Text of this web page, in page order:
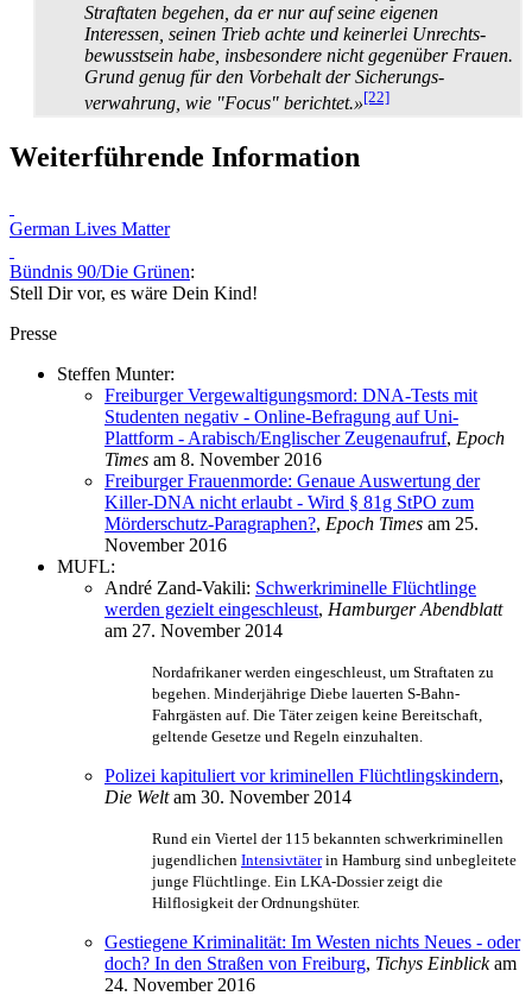
Straftaten begehen, da er nur auf seine eigenen
Interessen, seinen Trieb achte und keinerlei Unrechts­
bewusstsein habe, insbesondere nicht gegenüber Frauen.
Grund genug für den Vorbehalt der Sicherungs­
verwahrung, wie "Focus" berichtet.»[22]
Weiterführende Information
German Lives Matter
Bündnis 90/Die Grünen:
Stell Dir vor, es wäre Dein Kind!
Presse
Steffen Munter:
Freiburger Vergewaltigungsmord: DNA-Tests mit
Studenten negativ - Online-Befragung auf Uni-
Plattform - Arabisch/Englischer Zeugenaufruf, Epoch
Times am 8. November 2016
Freiburger Frauenmorde: Genaue Auswertung der
Killer-DNA nicht erlaubt - Wird § 81g StPO zum
Mörderschutz-Paragraphen?, Epoch Times am 25.
November 2016
MUFL:
André Zand-Vakili: Schwerkriminelle Flüchtlinge
werden gezielt eingeschleust, Hamburger Abendblatt
am 27. November 2014
Nordafrikaner werden eingeschleust, um Straftaten zu
begehen. Minderjährige Diebe lauerten S-Bahn-
Fahrgästen auf. Die Täter zeigen keine Bereitschaft,
geltende Gesetze und Regeln einzuhalten.
Polizei kapituliert vor kriminellen Flüchtlingskindern,
Die Weltam 30. November 2014
Rund ein Viertel der 115 bekannten schwerkriminellen
jugendlichen Intensivtäterin Hamburg sind unbegleitete
junge Flüchtlinge. Ein LKA-Dossier zeigt die
Hilflosigkeit der Ordnungshüter.
Gestiegene Kriminalität: Im Westen nichts Neues - oder
doch? In den Straßen von Freiburg, Tichys Einblickam
24. November 2016